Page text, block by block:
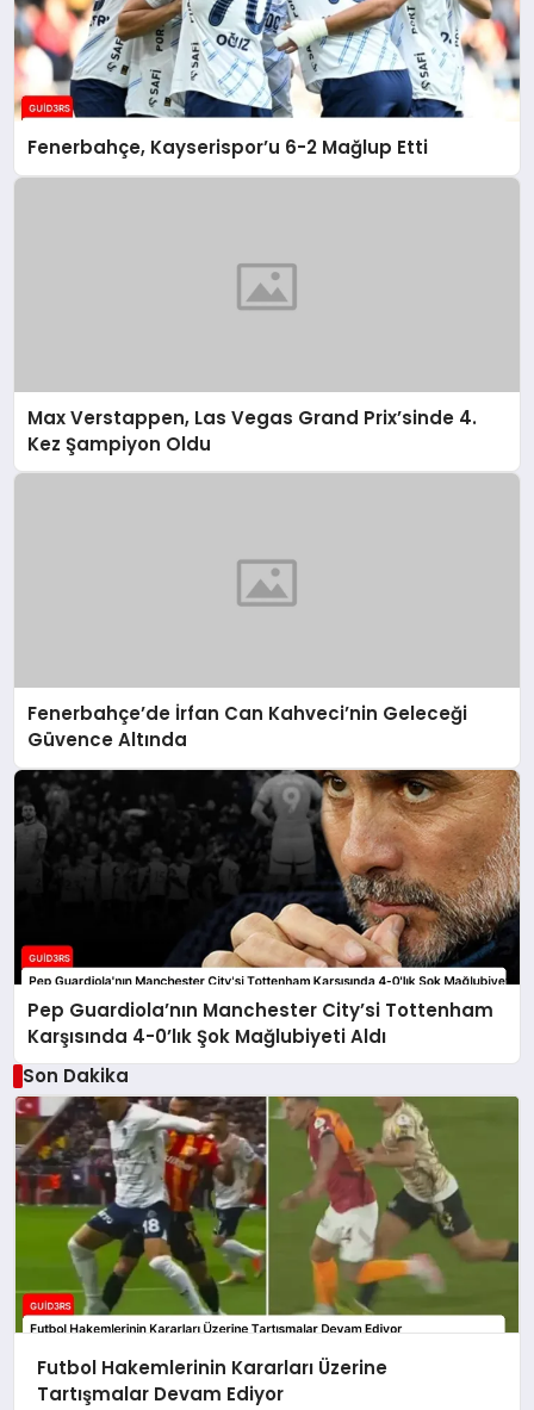
Fenerbahçe, Kayserispor’u 6-2 Mağlup Etti
Max Verstappen, Las Vegas Grand Prix’sinde 4.
Kez Şampiyon Oldu
Fenerbahçe’de İrfan Can Kahveci’nin Geleceği
Güvence Altında
Pep Guardiola’nın Manchester City’si Tottenham
Karşısında 4-0’lık Şok Mağlubiyeti Aldı
Son Dakika
Futbol Hakemlerinin Kararları Üzerine
Tartışmalar Devam Ediyor